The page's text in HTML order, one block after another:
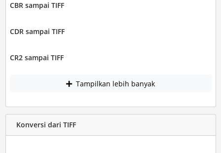
CBR sampai TIFF
CDR sampai TIFF
CR2 sampai TIFF
Tampilkan lebih banyak
Konversi dari TIFF